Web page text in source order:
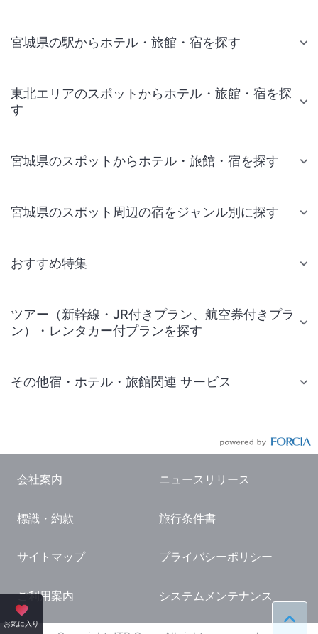
お気に入り ペー
宮城県の駅からホテル・旅館・宿を探す
東北エリアのスポットからホテル・旅館・宿を探
す
宮城県のスポットからホテル・旅館・宿を探す
宮城県のスポット周辺の宿をジャンル別に探す
おすすめ特集
ツアー（新幹線・JR付きプラン、航空券付きプラ
ン）・レンタカー付プランを探す
その他宿・ホテル・旅館関連 サービス
国内観光ガイド
旅行・観光情報
会社案内 ニュースリリース
標識・約款 旅行条件書
サイトマップ プライバシーポリシー
ご利用案内 システムメンテナンス